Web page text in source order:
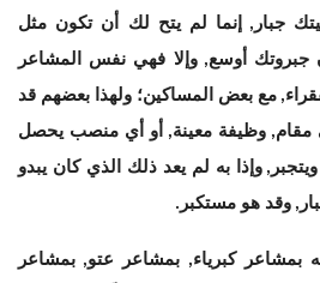
جبار ,
إنما لم يتح لك أن تكون مثل
جبروتك أوسع,وإلا فهي نفس المشاعر
, مع بعض المساكين؛ ولهذا بعضهم قد
, وظيفة معينة, أو أي منصب يحصل
,وإذا به لم يعد ذلك الذي كان يبدو
, وقد هو مستكبر .
بمشاعر كبرياء, بمشاعر عتو, بمشاعر